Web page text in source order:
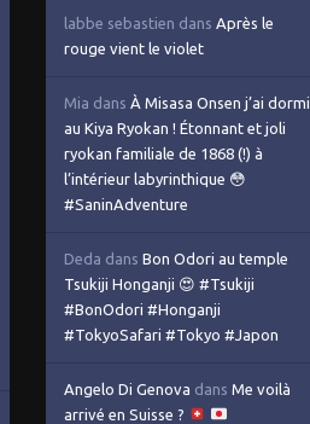
labbe sebastien dans Après le
rouge vient le violet
Mia dans À Misasa Onsen j’ai dormi
au Kiya Ryokan ! Étonnant et joli
ryokan familiale de 1868 (!) à
l’intérieur labyrinthique 😳
#SaninAdventure
Deda dans Bon Odori au temple
Tsukiji Honganji 😍 #Tsukiji
#BonOdori #Honganji
#TokyoSafari #Tokyo #Japon
Angelo Di Genova dans Me voilà
arrivé en Suisse ?